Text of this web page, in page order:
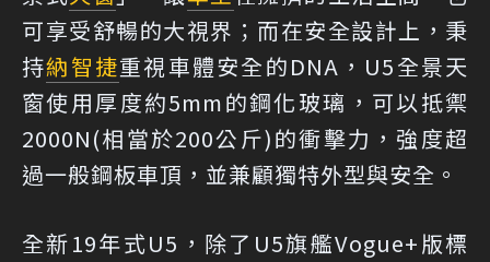
可享受舒暢的大視界；而在安全設計上，秉
持納智捷重視車體安全的DNA，U5全景天
窗使用厚度約5mm的鋼化玻璃，可以抵禦
2000N(相當於200公斤)的衝擊力，強度超
過一般鋼板車頂，並兼顧獨特外型與安全。
全新19年式U5，除了U5旗艦Vogue+版標